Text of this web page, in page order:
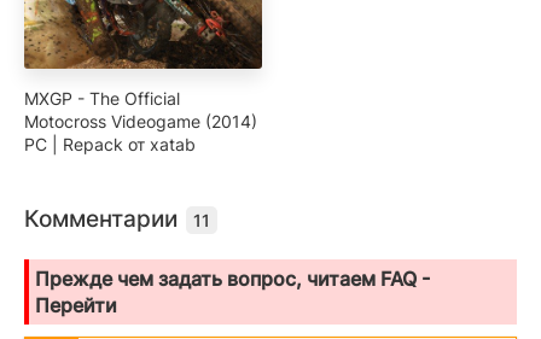
MXGP - The Official
Motocross Videogame (2014)
PC | Repack от xatab
Комментарии 11
Прежде чем задать вопрос, читаем FAQ -
Перейти